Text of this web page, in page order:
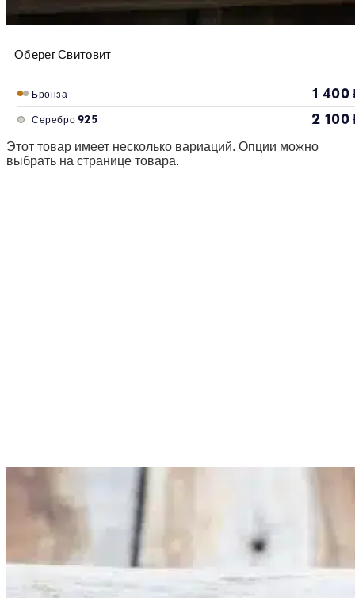
Оберег Свитовит
Бронза 1 400
Серебро 925 2 100
Этот товар имеет несколько вариаций. Опции можно
выбрать на странице товара.